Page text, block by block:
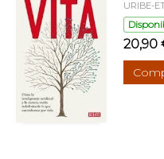
URIBE-
20,90